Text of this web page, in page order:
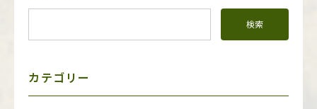
ニ
カテゴリー